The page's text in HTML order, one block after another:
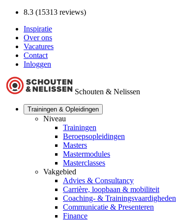
8.3 (15313 reviews)
Inspiratie
Over ons
Vacatures
Contact
Inloggen
Schouten & Nelissen
Trainingen & Opleidingen
Niveau
Trainingen
Beroepsopleidingen
Masters
Mastermodules
Masterclasses
Vakgebied
Advies & Consultancy
Carrière, loopbaan & mobiliteit
Coaching- & Trainingsvaardigheden
Communicatie & Presenteren
Finance